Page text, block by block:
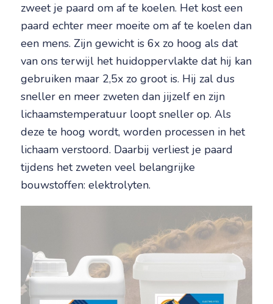
zweet je paard om af te koelen. Het kost een
paard echter meer moeite om af te koelen dan
een mens. Zijn gewicht is 6x zo hoog als dat
van ons terwijl het huidoppervlakte dat hij kan
gebruiken maar 2,5x zo groot is. Hij zal dus
sneller en meer zweten dan jijzelf en zijn
lichaamstemperatuur loopt sneller op. Als
deze te hoog wordt, worden processen in het
lichaam verstoord. Daarbij verliest je paard
tijdens het zweten veel belangrijke
bouwstoffen: elektrolyten.